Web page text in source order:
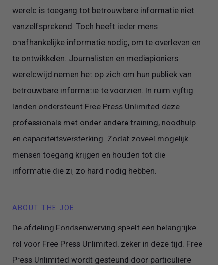
wereld is toegang tot betrouwbare informatie niet
vanzelfsprekend. Toch heeft ieder mens
onafhankelijke informatie nodig, om te overleven en
te ontwikkelen. Journalisten en mediapioniers
wereldwijd nemen het op zich om hun publiek van
betrouwbare informatie te voorzien. In ruim vijftig
landen ondersteunt Free Press Unlimited deze
professionals met onder andere training, noodhulp
en capaciteitsversterking. Zodat zoveel mogelijk
mensen toegang krijgen en houden tot die
informatie die zij zo hard nodig hebben.
ABOUT THE JOB
De afdeling Fondsenwerving speelt een belangrijke
rol voor Free Press Unlimited, zeker in deze tijd. Free
Press Unlimited wordt gesteund door particuliere